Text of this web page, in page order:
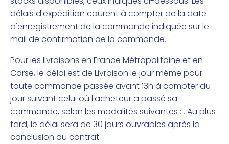
délais d'expédition courent à compter de la date
d'enregistrement de la commande indiquée sur le
mail de confirmation de la commande.
Pour les livraisons en France Métropolitaine et en
Corse, le délai est de Livraison le jour même pour
toute commande passée avant 13h à compter du
jour suivant celui où l'acheteur a passé sa
commande, selon les modalités suivantes : . Au plus
tard, le délai sera de 30 jours ouvrables après la
conclusion du contrat.